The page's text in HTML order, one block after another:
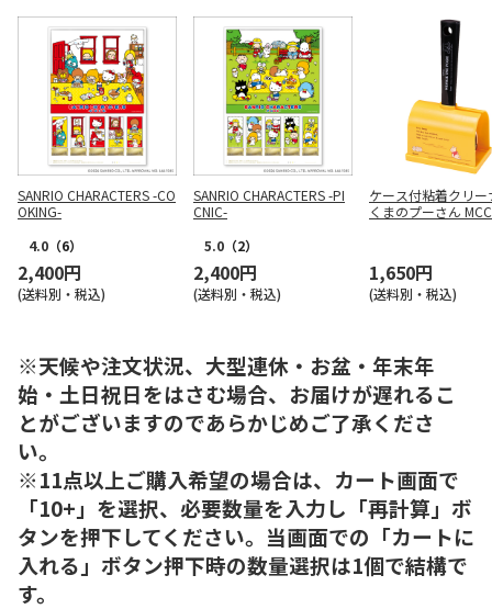
SANRIO CHARACTERS -CO
OKING-
4.0 （6）
2,400円
(送料別・税込)
SANRIO CHARACTERS -PI
CNIC-
5.0 （2）
2,400円
(送料別・税込)
ケース付粘着クリー
くまのプーさん
1,650円
(送料別・税込)
※天候や注文状況、大型連休・お盆・年末年
始・土日祝日をはさむ場合、お届けが遅れるこ
とがございますのであらかじめご了承くださ
い。
※11点以上ご購入希望の場合は、カート画面で
「10+」を選択、必要数量を入力し「再計算」ボ
タンを押下してください。当画面での「カートに
入れる」ボタン押下時の数量選択は1個で結構で
す。